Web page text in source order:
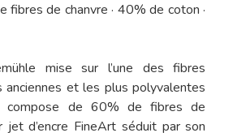
fibres de chanvre · 40% de coton ·
mise sur l’une des fibres
anciennes et les plus polyvalentes
de 60% de fibres de
jet d’encre FineArt séduit par son